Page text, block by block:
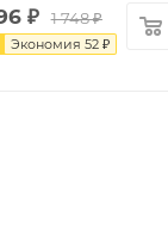
₽ 1 748₽
Экономия 52₽